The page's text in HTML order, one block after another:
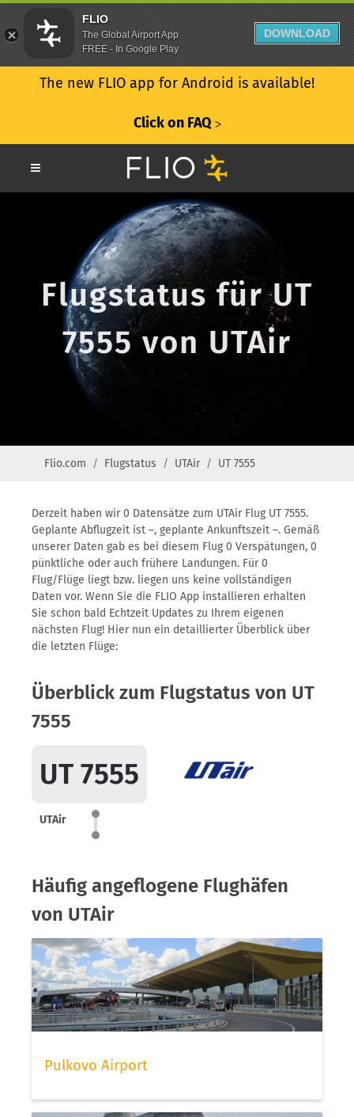
The new FLIO app for Android is available!
Click on FAQ ᐳ
Flugstatus für UT
7555 von UTAir
Flio.com Flugstatus UTAir UT 7555
Derzeit haben wir 0 Datensätze zum UTAir Flug UT 7555.
Geplante Abflugzeit ist –, geplante Ankunftszeit –. Gemäß
unserer Daten gab es bei diesem Flug 0 Verspätungen, 0
pünktliche oder auch frühere Landungen. Für 0
Flug/Flüge liegt bzw. liegen uns keine vollständigen
Daten vor. Wenn Sie die FLIO App installieren erhalten
Sie schon bald Echtzeit Updates zu Ihrem eigenen
nächsten Flug! Hier nun ein detaillierter Überblick über
die letzten Flüge:
Überblick zum Flugstatus von UT
7555
UT 7555
UTAir
Häufig angeflogene Flughäfen
von UTAir
Pulkovo Airport
FLIO
The Global Airport App
FREE - In Google Play
DOWNLOAD